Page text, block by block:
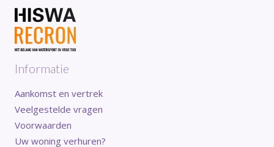
Informatie
Aankomst en vertrek
Veelgestelde vragen
Voorwaarden
Uw woning verhuren?